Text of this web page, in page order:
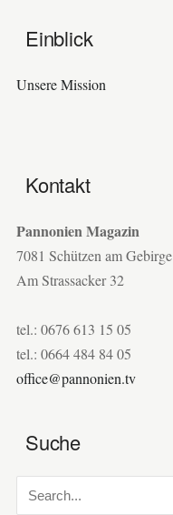
Einblick
Unsere Mission
Kontakt
Pannonien Magazin
7081 Schützen am Gebirge
Am Strassacker 32
tel.: 0676 613 15 05
tel.: 0664 484 84 05
office@pannonien.tv
Suche